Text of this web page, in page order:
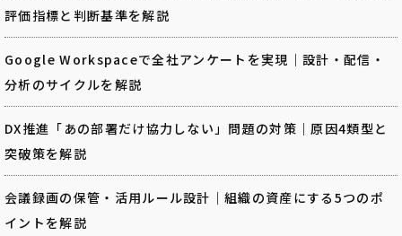
評価指標と判断基準を解説
Google Workspaceで全社アンケートを実現｜設計・配信・
分析のサイクルを解説
DX推進「あの部署だけ協力しない」問題の対策｜原因4類型と
突破策を解説
会議録画の保管・活用ルール設計｜組織の資産にする5つのポ
イントを解説